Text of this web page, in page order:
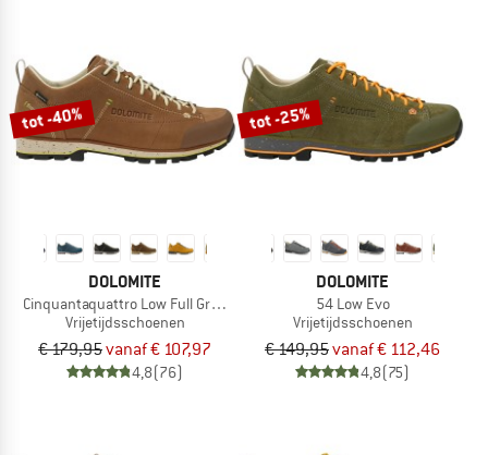
tot -40%
DOLOMITE
Cinquantaquattro Low Full Grain Leather Evo GTX
Vrijetijdsschoenen
€ 179,95vanaf € 107,97
4,8(76)
tot -25%
DOLOMITE
54 Low Evo
Vrijetijdsschoenen
€ 149,95vanaf € 112,46
4,8(75)